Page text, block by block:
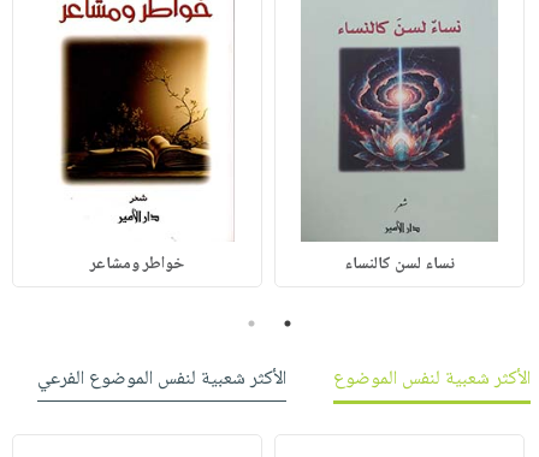
نساء لسن كالنساء خواطر ومشاعر
1
2
الأكثر شعبية لنفس الموضوع
الأكثر شعبية لنفس الموضوع الفرعي